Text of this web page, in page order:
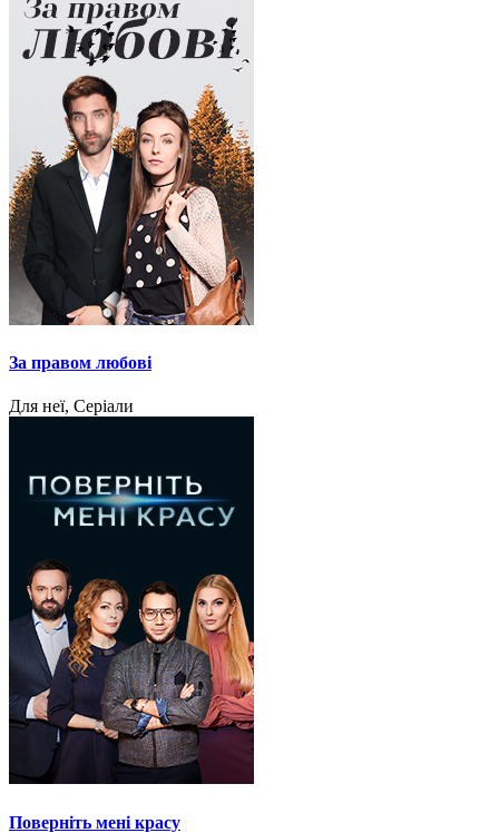
За правом любові
Для неї, Серіали
Поверніть мені красу